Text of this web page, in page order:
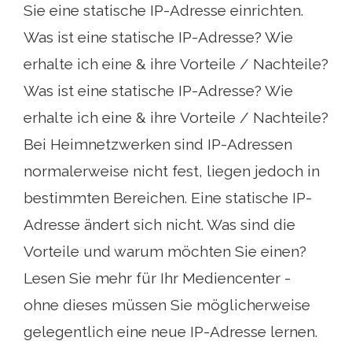
Sie eine statische IP-Adresse einrichten.
Was ist eine statische IP-Adresse? Wie
erhalte ich eine & ihre Vorteile / Nachteile?
Was ist eine statische IP-Adresse? Wie
erhalte ich eine & ihre Vorteile / Nachteile?
Bei Heimnetzwerken sind IP-Adressen
normalerweise nicht fest, liegen jedoch in
bestimmten Bereichen. Eine statische IP-
Adresse ändert sich nicht. Was sind die
Vorteile und warum möchten Sie einen?
Lesen Sie mehr für Ihr Mediencenter -
ohne dieses müssen Sie möglicherweise
gelegentlich eine neue IP-Adresse lernen.